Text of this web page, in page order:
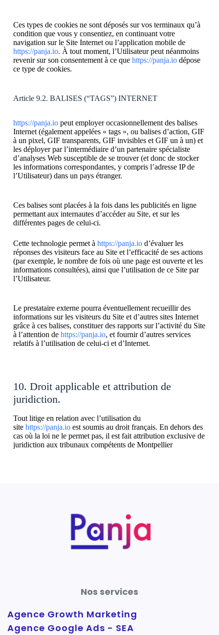
Ces types de cookies ne sont déposés sur vos terminaux qu’à
condition que vous y consentiez, en continuant votre
navigation sur le Site Internet ou l’application mobile de
https://panja.io. À tout moment, l’Utilisateur peut néanmoins
revenir sur son consentement à ce que https://panja.iodépose
ce type de cookies.
Article 9.2. BALISES (“TAGS”) INTERNET
https://panja.iopeut employer occasionnellement des balises
Internet (également appelées « tags », ou balises d’action, GIF
à un pixel, GIF transparents, GIF invisibles et GIF un à un) et
les déployer par l’intermédiaire d’un partenaire spécialiste
d’analyses Web susceptible de se trouver (et donc de stocker
les informations correspondantes, y compris l’adresse IP de
l’Utilisateur) dans un pays étranger.
Ces balises sont placées à la fois dans les publicités en ligne
permettant aux internautes d’accéder au Site, et sur les
différentes pages de celui-ci.
Cette technologie permet à https://panja.iod’évaluer les
réponses des visiteurs face au Site et l’efficacité de ses actions
(par exemple, le nombre de fois où une page est ouverte et les
informations consultées), ainsi que l’utilisation de ce Site par
l’Utilisateur.
Le prestataire externe pourra éventuellement recueillir des
informations sur les visiteurs du Site et d’autres sites Internet
grâce à ces balises, constituer des rapports sur l’activité du Site
à l’attention de https://panja.io, et fournir d’autres services
relatifs à l’utilisation de celui-ci et d’Internet.
10. Droit applicable et attribution de
juridiction.
Tout litige en relation avec l’utilisation du
site https://panja.ioest soumis au droit français. En dehors des
cas où la loi ne le permet pas, il est fait attribution exclusive de
juridiction aux tribunaux compétents de Montpellier
Nos services
Agence Growth Marketing
Agence Google Ads - SEA